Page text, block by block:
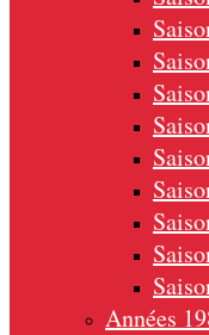
Années